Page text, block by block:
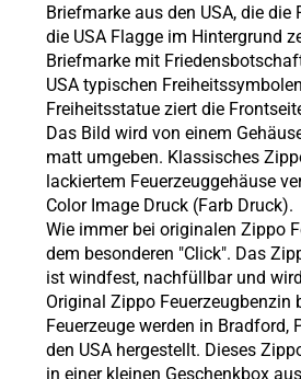
Briefmarke aus den USA, die die
die USA Flagge im Hintergrund
Briefmarke mit
USA typischen
Freiheitsstatue ziert die
Das Bild wird von einem
matt umgeben. Klassisches
lackiertem Feuerzeuggehäuse
Color Image Druck (Farb Druck).
Wie immer bei originalen Zippo
dem besonderen "Click". Das
ist windfest, nachfüllbar und
Original Zippo Feuerzeugbenzin
Feuerzeuge werden in Bradford,
den USA hergestellt. Dieses
in einer kleinen Geschenkbox